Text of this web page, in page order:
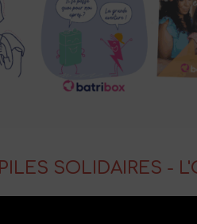
PILES SOLIDAIRES -